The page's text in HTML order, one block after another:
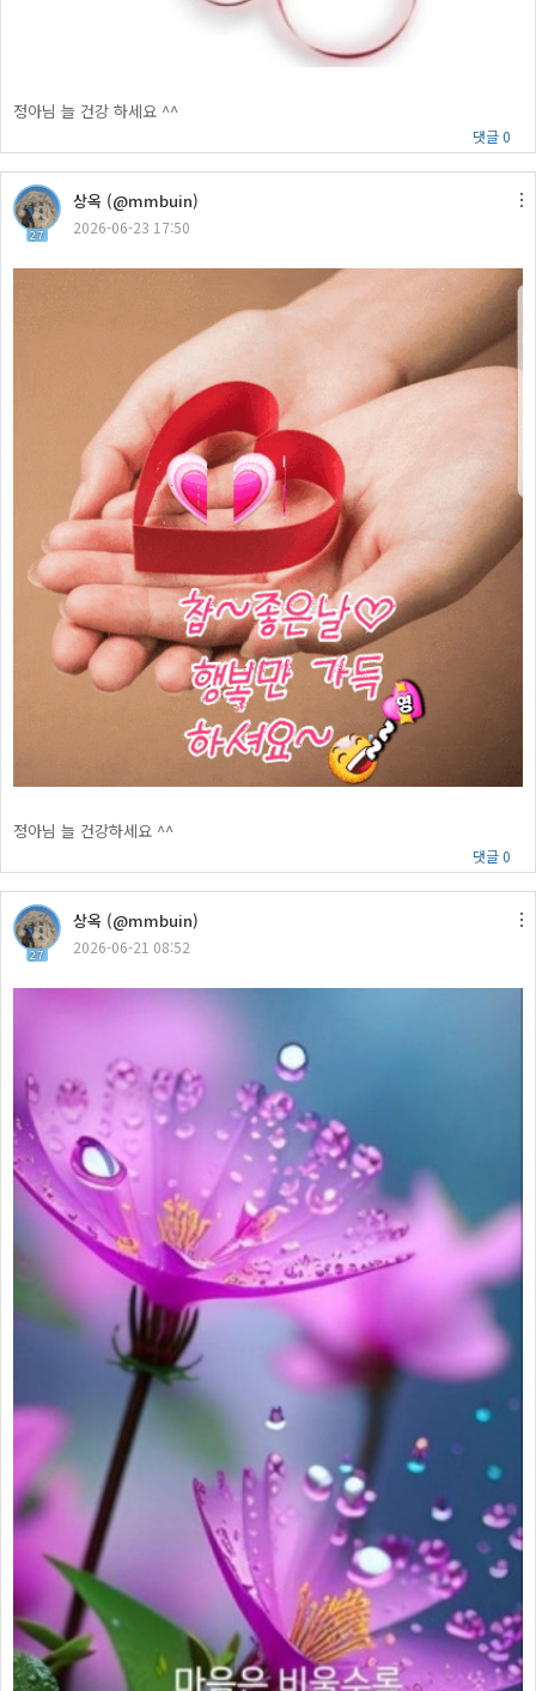
정아님 늘 건강 하세요 ^^
댓글 0
27
상옥 (@mmbuin)
2026-06-23 17:50
정아님 늘 건강하세요 ^^
댓글 0
27
상옥 (@mmbuin)
2026-06-21 08:52